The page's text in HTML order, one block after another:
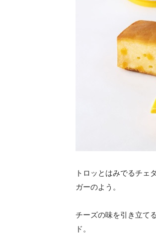
トロッとはみでるチェ
ガーのよう。
チーズの味を引き立て
ド。